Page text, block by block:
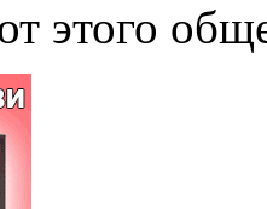
этого